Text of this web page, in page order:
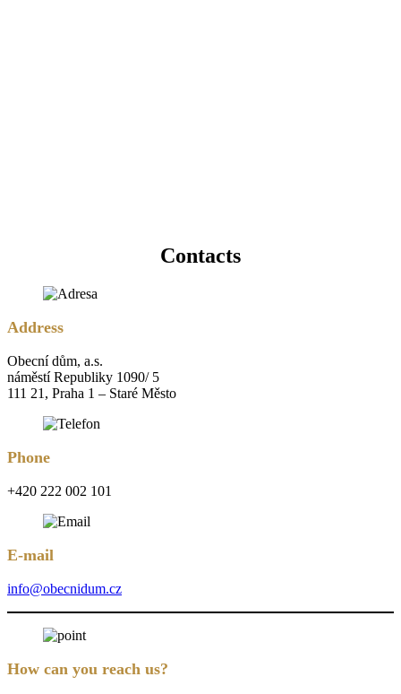
Contacts
Address
Obecní dům, a.s.
náměstí Republiky 1090/ 5
111 21, Praha 1 – Staré Město
Phone
+420 222 002 101
E-mail
info@obecnidum.cz
How can you reach us?